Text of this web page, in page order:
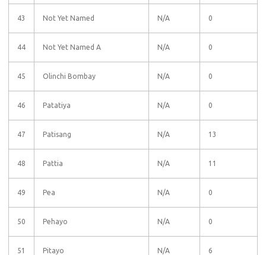
43 Not Yet Named N/A 0
44 Not Yet Named A N/A 0
45 Olinchi Bombay N/A 0
46 Patatiya N/A 0
47 Patisang N/A 13
48 Pattia N/A 11
49 Pea N/A 0
50 Pehayo N/A 0
51 Pitayo N/A 6